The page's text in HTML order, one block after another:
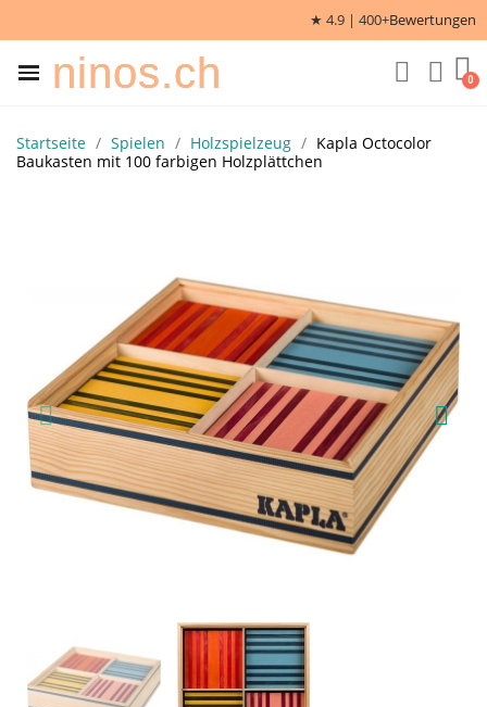
★ 4.9 | 400+Bewertungen
ninos.ch
Startseite Spielen Holzspielzeug
Kapla Octocolor
Baukasten mit 100 farbigen Holzplättchen